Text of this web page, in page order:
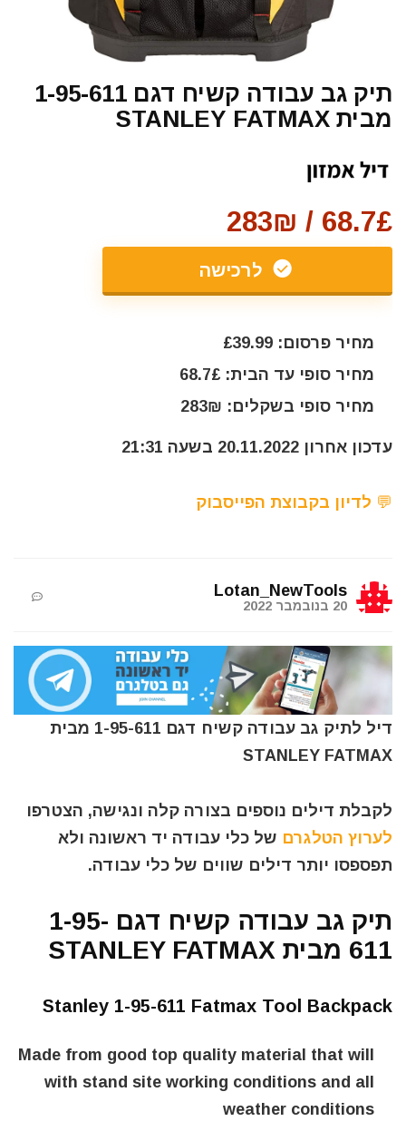
תיק גב עבודה קשיח דגם 1-95-611
מבית STANLEY FATMAX
68.7£ / 283₪
לרכישה
מחיר פרסום: £39.99
מחיר סופי עד הבית: 68.7£
מחיר סופי בשקלים: 283₪
עדכון אחרון 20.11.2022 בשעה 21:31
💬 לדיון בקבוצת הפייסבוק
Lotan_NewTools
20 בנובמבר 2022
דיל לתיק גב עבודה קשיח דגם 1-95-611 מבית
STANLEY FATMAX
לקבלת דילים נוספים בצורה קלה ונגישה, הצטרפו
לערוץ הטלגרם של כלי עבודה יד ראשונה ולא
תפספסו יותר דילים שווים של כלי עבודה.
תיק גב עבודה קשיח דגם 1-95-
611 מבית STANLEY FATMAX
Stanley 1-95-611 Fatmax Tool Backpack
Made from good top quality material that will
with stand site working conditions and all
weather conditions